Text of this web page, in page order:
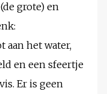
grote) en
aan het water,
en een sfeertje
Er is geen